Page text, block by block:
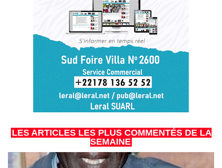
LES ARTICLES LES PLUS COMMENTÉS DE LA
SEMAINE